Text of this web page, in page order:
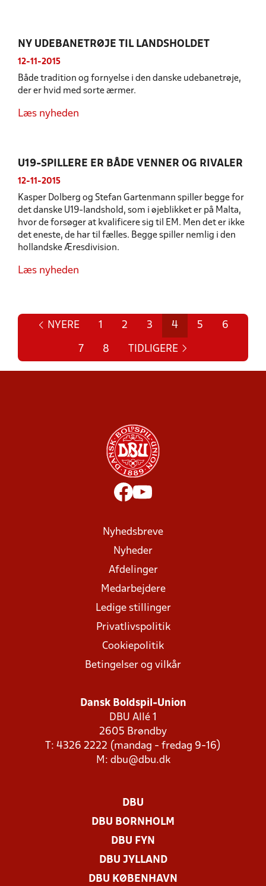
NY UDEBANETRØJE TIL LANDSHOLDET
12-11-2015
Både tradition og fornyelse i den danske udebanetrøje,
der er hvid med sorte ærmer.
Læs nyheden
U19-SPILLERE ER BÅDE VENNER OG RIVALER
12-11-2015
Kasper Dolberg og Stefan Gartenmann spiller begge for
det danske U19-landshold, som i øjeblikket er på Malta,
hvor de forsøger at kvalificere sig til EM. Men det er ikke
det eneste, de har til fælles. Begge spiller nemlig i den
hollandske Æresdivision.
Læs nyheden
NYERE 1 2 3 4 5 6
7 8 TIDLIGERE
Nyhedsbreve
Nyheder
Afdelinger
Medarbejdere
Ledige stillinger
Privatlivspolitik
Cookiepolitik
Betingelser og vilkår
Dansk Boldspil-Union
DBU Allé 1
2605 Brøndby
T: 4326 2222 (mandag - fredag 9-16)
M: dbu@dbu.dk
DBU
DBU BORNHOLM
DBU FYN
DBU JYLLAND
DBU KØBENHAVN